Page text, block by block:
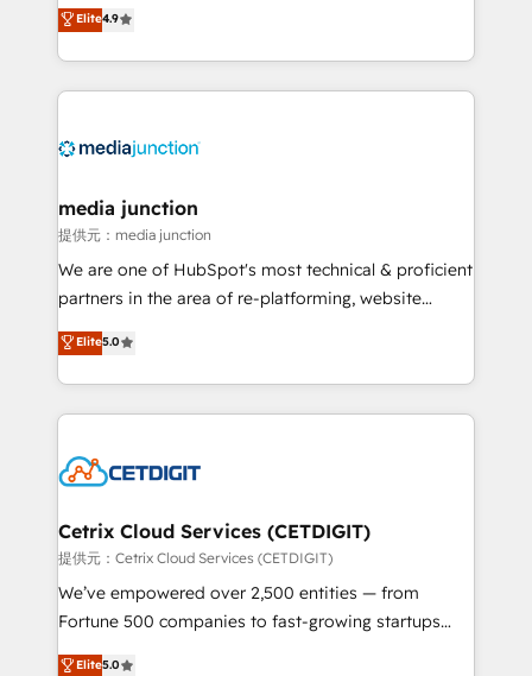
across industries through tailored marketing, sales,
and customer success strategies, utilizing RevOps
methodologies. As Latin America's largest HubSpot
offer unparalleled insights. Operating in five
Mexico, USA, and Portugal—we've executed over a
hundred successful operations. Our approach,
rooted in RevOps principles, integrates analysis,
training, planning, and qualification. Leveraging
inbound marketing tactics, we focus on
understanding, nurturing, and converting leads.
competitive market.
Elite4.9
media junction
提供元：media junction
We are one of HubSpot's most technical & proficient
partners in the area of re-platforming, website
design & development. We specialize in multi-hub
implementations for mid-market & enterprise
companies. We are woman-owned, powered by
coffee, and we ❤️ dogs. We produce award-winning
Impact Award 🏆2022 Technical Expertise Impact
Award 🏆2020 Elite Solutions Partner 🏆2019
Integrations HubSpot Impact Award 🏆2019
Marketing Enablement HubSpot Impact Award 🏆
2018 Website Design HubSpot Impact Award 🏆2017
Growth-Driven Design Agency of the Year 🏆2016
Elite5.0
Cetrix Cloud Services (CETDIGIT)
提供元：Cetrix Cloud Services (CETDIGIT)
We’ve empowered over 2,500 entities — from
Fortune 500 companies to fast-growing startups
and nonprofits — to streamline operations, scale
Elite5.0